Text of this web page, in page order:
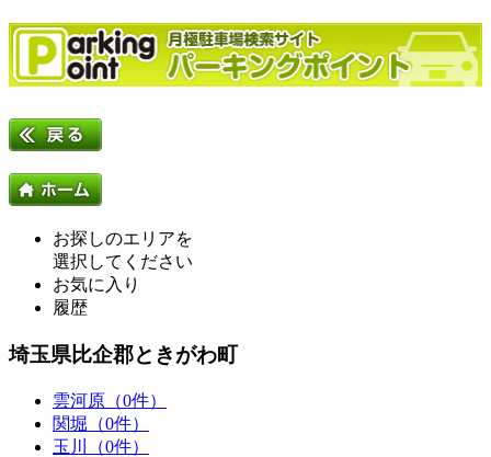
お探しのエリアを
選択してください
お気に入り
履歴
埼玉県比企郡ときがわ町
雲河原（0件）
関堀（0件）
玉川（0件）